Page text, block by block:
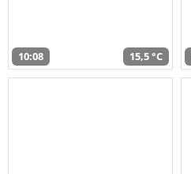
10:08 15,5 °C